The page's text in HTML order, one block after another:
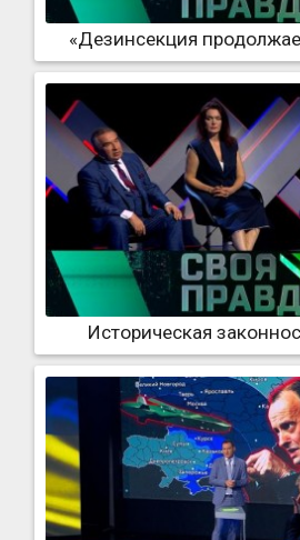
«Дезинсекция
Историческая